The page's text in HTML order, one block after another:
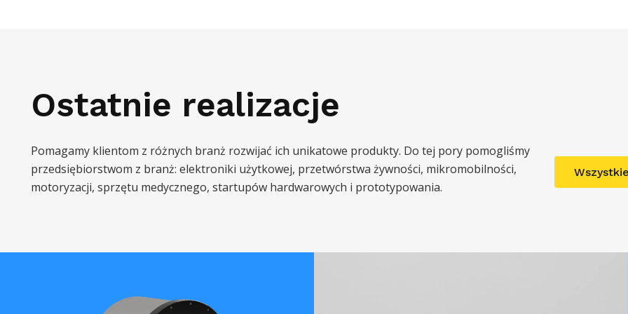
Ostatnie realizacje
Pomagamy klientom z różnych branż rozwijać ich unikatowe produkty. Do tej pory pomogliśmy
przedsiębiorstwom z branż: elektroniki użytkowej, przetwórstwa żywności, mikromobilności,
motoryzacji, sprzętu medycznego, startupów hardwarowych i prototypowania.